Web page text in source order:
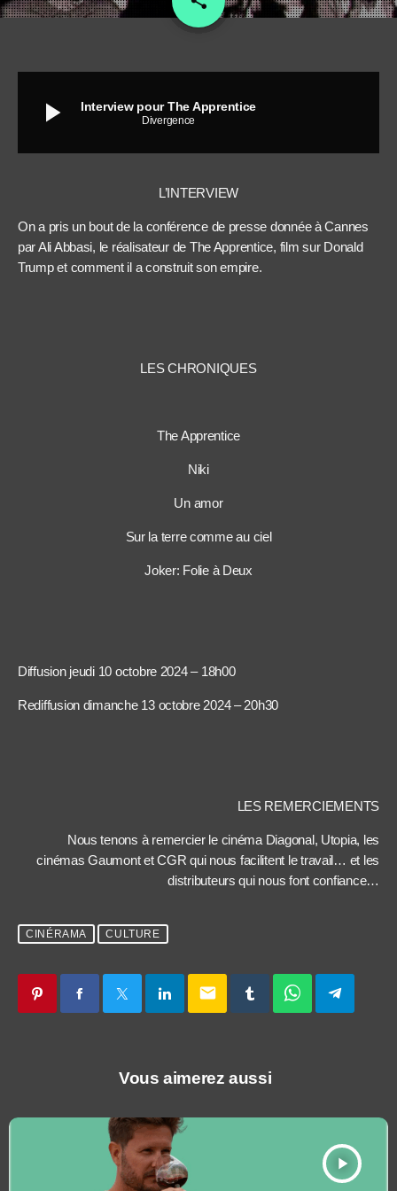
play_arrow Interview pour The Apprentice
Divergence
L’INTERVIEW
On a pris un bout de la conférence de presse donnée à Cannes
par Ali Abbasi, le réalisateur de The Apprentice, film sur Donald
Trump et comment il a construit son empire.
LES CHRONIQUES
The Apprentice
Niki
Un amor
Sur la terre comme au ciel
Joker: Folie à Deux
Diffusion jeudi 10 octobre 2024 – 18h00
Rediffusion dimanche 13 octobre 2024 – 20h30
LES REMERCIEMENTS
Nous tenons à remercier le cinéma Diagonal, Utopia, les
cinémas Gaumont et CGR qui nous facilitent le travail… et les
distributeurs qui nous font confiance…
CINÉRAMA CULTURE
email
Vous aimerez aussi
play_arrow